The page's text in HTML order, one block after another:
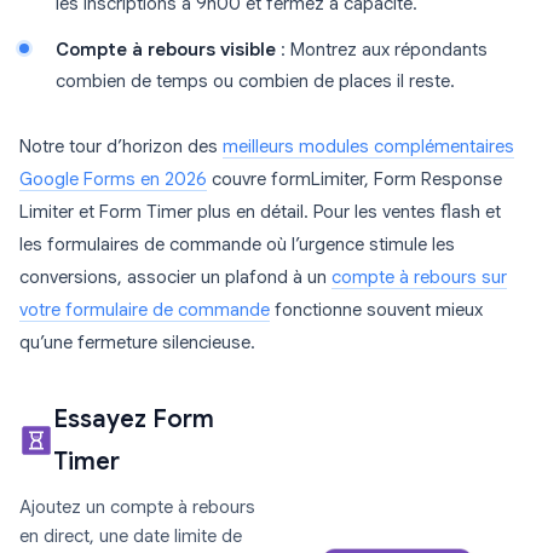
Compte à rebours visible : Montrez aux répondants
combien de temps ou combien de places il reste.
Notre tour d’horizon des meilleurs modules complémentaires
Google Forms en 2026 couvre formLimiter, Form Response
Limiter et Form Timer plus en détail. Pour les ventes flash et
les formulaires de commande où l’urgence stimule les
conversions, associer un plafond à un compte à rebours sur
votre formulaire de commande fonctionne souvent mieux
qu’une fermeture silencieuse.
Essayez Form
Timer
Ajoutez un compte à rebours
en direct, une date limite de